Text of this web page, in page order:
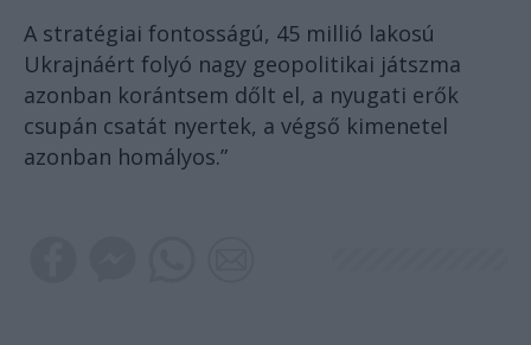
A stratégiai fontosságú, 45 millió lakosú
Ukrajnáért folyó nagy geopolitikai játszma
azonban korántsem dőlt el, a nyugati erők
csupán csatát nyertek, a végső kimenetel
azonban homályos.”